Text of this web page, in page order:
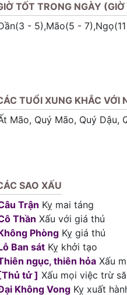
TỐT TRONG NGÀY
- 5),Mão(5 -
TUỔI XUNG KHẮC
Mão, Quý Mão, Quý Dậu,
SAO XẤU
Trận Kỵ mai táng
Thần Xấu với giá thú
Phòng Kỵ giá thú
Ban sát Kỵ khởi tạo
ngục, thiên hỏa Xấu
[Thủ tử ] Xấu mọi việc trừ
Không Vong Kỵ xuất